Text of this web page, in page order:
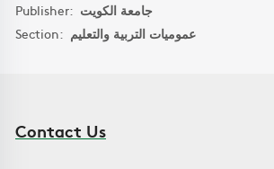
Publisher: جامعة الكويت
Section: عموميات التربية والتعليم
Contact Us